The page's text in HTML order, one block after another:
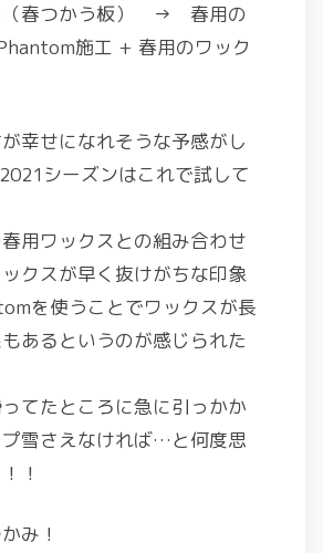
（春つかう板） → 春用の
施工 + 春用のワック
幸せになれそうな予感がし
シーズンはこれで試して
用ワックスとの組み合わせ
クスが早く抜けがちな印象
を使うことでワックスが長
あるというのが感じられた
てたところに急に引っかか
雪さえなければ…と何度思
！
み！